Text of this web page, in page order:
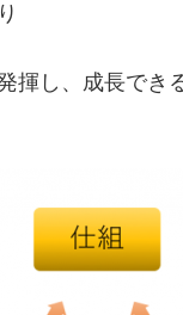
揮し、成長でき